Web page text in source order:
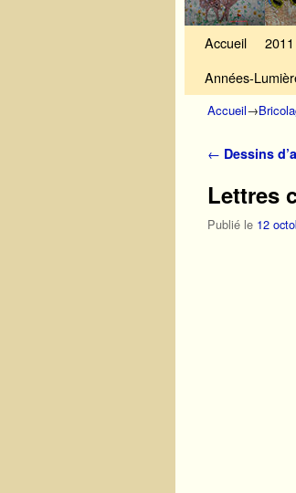
Accueil
Années-
Accueil→
Navigation
← Dessins
Lettres
Publié le 12